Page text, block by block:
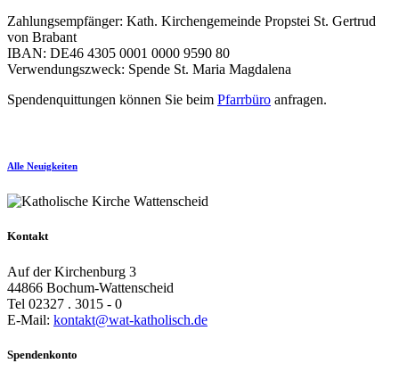
Zahlungsempfänger: Kath. Kirchengemeinde Propstei St. Gertrud
von Brabant
IBAN: DE46 4305 0001 0000 9590 80
Verwendungszweck: Spende St. Maria Magdalena
Spendenquittungen können Sie beim Pfarrbüro anfragen.
Alle Neuigkeiten
Kontakt
Auf der Kirchenburg 3
44866 Bochum-Wattenscheid
Tel 02327 . 3015 - 0
E-Mail: kontakt@wat-katholisch.de
Spendenkonto